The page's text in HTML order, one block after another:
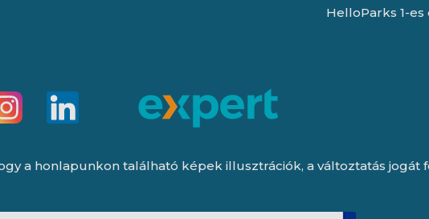
HelloParks 1-
a honlapunkon található képek illusztrációk, a változtatás jogát